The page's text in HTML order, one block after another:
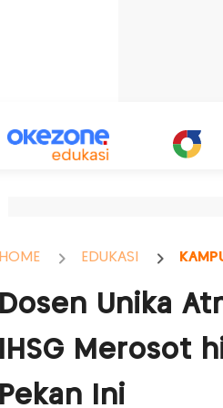
HOME EDUKASI
Dosen Unika
IHSG Merosot
Pekan Ini